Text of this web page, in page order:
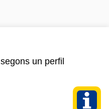
un perfil